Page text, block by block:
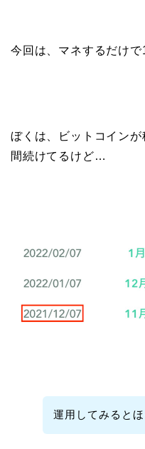
今回は、マネするだけで
ぼくは、ビットコイン
間続けてるけど…
運用してみると